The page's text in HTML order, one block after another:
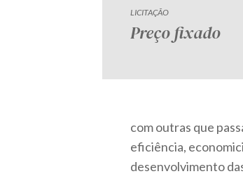
LICITAÇÃO
Preço fixado
com outras que
eficiência,
desenvolvimento